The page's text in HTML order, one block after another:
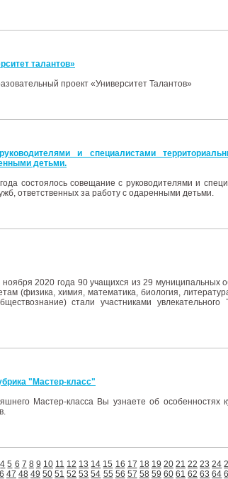
талантов»
проект «Университет Талантов»
и специалистами
детьми.
состоялось совещание с руководителями и
ответственных за работу с одаренными детьми.
2020 года 90 учащихся из 29 муниципальных
(физика, химия, математика, биология,
стали участниками
"Мастер-класс"
Мастер-класса Вы узнаете об особенностях
4 5 6 7 8 9 10 11 12 13 14 15 16 17 18 19 20 21 22 23 24
47 48 49 50 51 52 53 54 55 56 57 58 59 60 61 62 63 64